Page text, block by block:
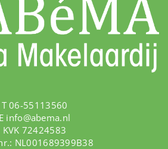
T 06-55113560
E info@abema.nl
KVK 72424583
NL001689399B38